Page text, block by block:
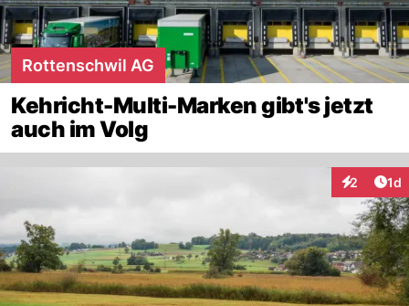
Rottenschwil AG
Kehricht-Multi-Marken gibt's jetzt
auch im Volg
2 1d